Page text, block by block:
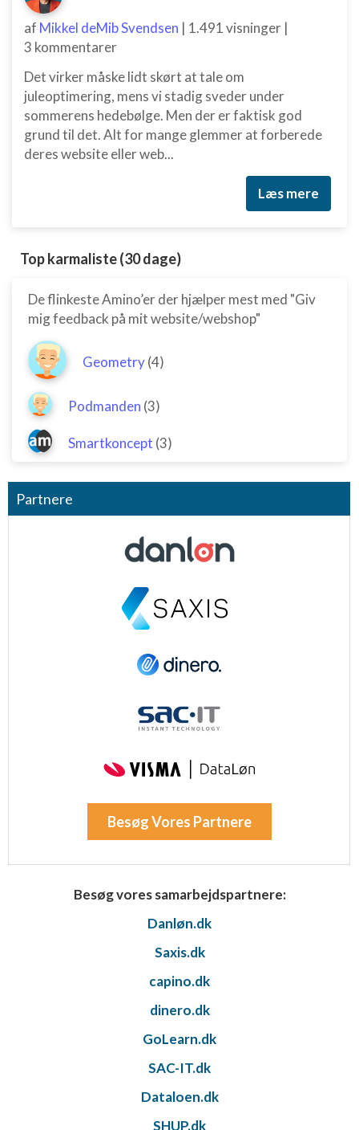
af Mikkel deMib Svendsen | 1.491 visninger |
3 kommentarer
Det virker måske lidt skørt at tale om
juleoptimering, mens vi stadig sveder under
sommerens hedebølge. Men der er faktisk god
grund til det. Alt for mange glemmer at forberede
deres website eller web...
Læs mere
Top karmaliste (30 dage)
De flinkeste Amino’er der hjælper mest med "Giv
mig feedback på mit website/webshop"
Geometry(4)
Podmanden (3)
Smartkoncept (3)
Partnere
Besøg Vores Partnere
Besøg vores samarbejdspartnere:
Danløn.dk
Saxis.dk
capino.dk
dinero.dk
GoLearn.dk
SAC-IT.dk
Dataloen.dk
SHUP.dk